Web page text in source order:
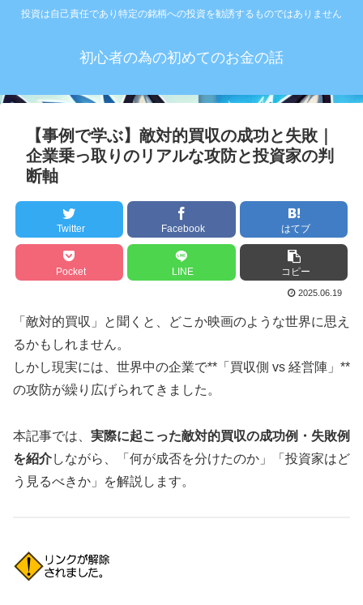
投資は自己責任であり特定の銘柄への投資を勧誘するものではありません
初心者の為の初めてのお金の話
【事例で学ぶ】敵対的買収の成功と失敗｜
企業乗っ取りのリアルな攻防と投資家の判
断軸
Twitter Facebook はてブ
Pocket LINE コピー
2025.06.19
「敵対的買収」と聞くと、どこか映画のような世界に思え
るかもしれません。
しかし現実には、世界中の企業で**「買収側 vs 経営陣」**
の攻防が繰り広げられてきました。
本記事では、 実際に起こった敵対的買収の成功例・失敗例
を紹介しながら、「何が成否を分けたのか」「投資家はど
う見るべきか」を解説します。